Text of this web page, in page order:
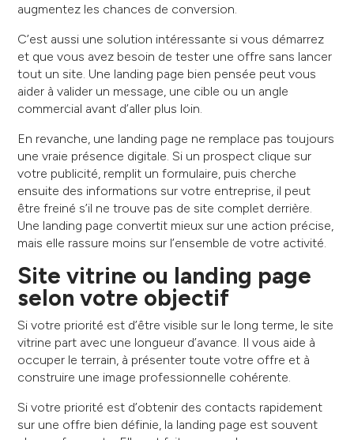
augmentez les chances de conversion.
C’est aussi une solution intéressante si vous démarrez
et que vous avez besoin de tester une offre sans lancer
tout un site. Une landing page bien pensée peut vous
aider à valider un message, une cible ou un angle
commercial avant d’aller plus loin.
En revanche, une landing page ne remplace pas toujours
une vraie présence digitale. Si un prospect clique sur
votre publicité, remplit un formulaire, puis cherche
ensuite des informations sur votre entreprise, il peut
être freiné s’il ne trouve pas de site complet derrière.
Une landing page convertit mieux sur une action précise,
mais elle rassure moins sur l’ensemble de votre activité.
Site vitrine ou landing page
selon votre objectif
Si votre priorité est d’être visible sur le long terme, le site
vitrine part avec une longueur d’avance. Il vous aide à
occuper le terrain, à présenter toute votre offre et à
construire une image professionnelle cohérente.
Si votre priorité est d’obtenir des contacts rapidement
sur une offre bien définie, la landing page est souvent